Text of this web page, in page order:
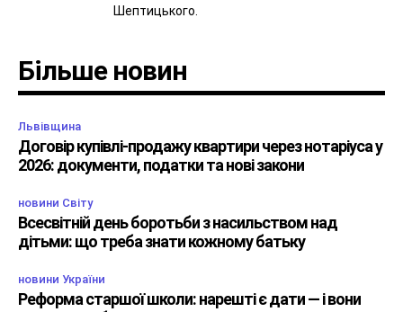
Шептицького.
Більше новин
Львівщина
Договір купівлі-продажу квартири через нотаріуса у
2026: документи, податки та нові закони
новини Світу
Всесвітній день боротьби з насильством над
дітьми: що треба знати кожному батьку
новини України
Реформа старшої школи: нарешті є дати — і вони